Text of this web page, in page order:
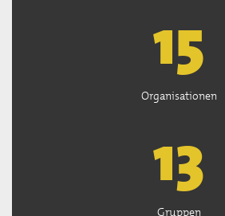
15
Organisationen
13
Gruppen